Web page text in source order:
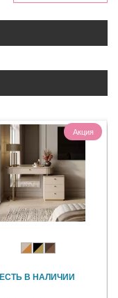
Акция
ЕСТЬ В НАЛИЧИИ